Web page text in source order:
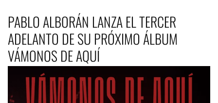
PABLO ALBORÁN LANZA EL TERCER
ADELANTO DE SU PRÓXIMO ÁLBUM
VÁMONOS DE AQUÍ